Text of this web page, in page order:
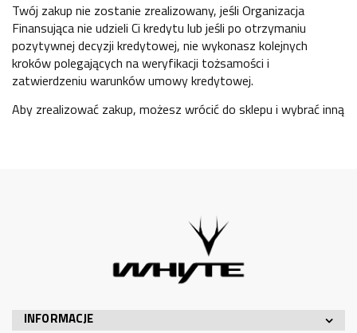
Twój zakup nie zostanie zrealizowany, jeśli Organizacja
Finansująca nie udzieli Ci kredytu lub jeśli po otrzymaniu
pozytywnej decyzji kredytowej, nie wykonasz kolejnych
kroków polegających na weryfikacji tożsamości i
zatwierdzeniu warunków umowy kredytowej.
Aby zrealizować zakup, możesz wrócić do sklepu i wybrać inną
INFORMACJE